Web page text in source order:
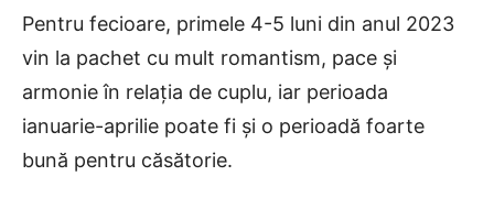
Pentru fecioare, primele 4-5 luni din anul 2023
vin la pachet cu mult romantism, pace și
armonie în relația de cuplu, iar perioada
ianuarie-aprilie poate fi și o perioadă foarte
bună pentru căsătorie.